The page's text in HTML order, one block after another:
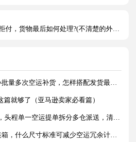
运补货，怎样搭配发货最省物流费?(亚马逊卖家请注意)
篇就够了（亚马逊卖家必看篇）
单拆分多仓派送，清关资料拆分填报规范（亚马逊卖家请注意）
寸标准可减少空运冗余计费空间（亚马逊卖家请注意）